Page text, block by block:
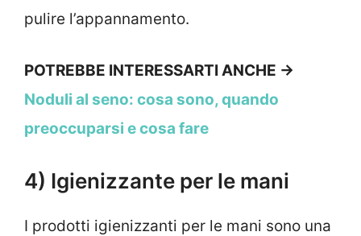
pulire l’appannamento.
POTREBBE INTERESSARTI ANCHE →
Noduli al seno: cosa sono, quando
preoccuparsi e cosa fare
4) Igienizzante per le mani
I prodotti igienizzanti per le mani sono una